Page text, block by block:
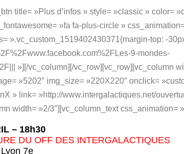
title= »Plus d’infos » style= »classic » color=
»fa fa-plus-circle »
».vc_custom_1519402430371{margin-top: -
9-mondes-
»][/vc_column][/vc_row][vc_row][vc_column
»5202″ img_size= »220X220″ onclick=
» link= »http://www.intergalactiques.net/
width= »2/3″][vc_column_text css_animation=
– 18h30
DU OFF DES INTERGALACTIQUES
7e